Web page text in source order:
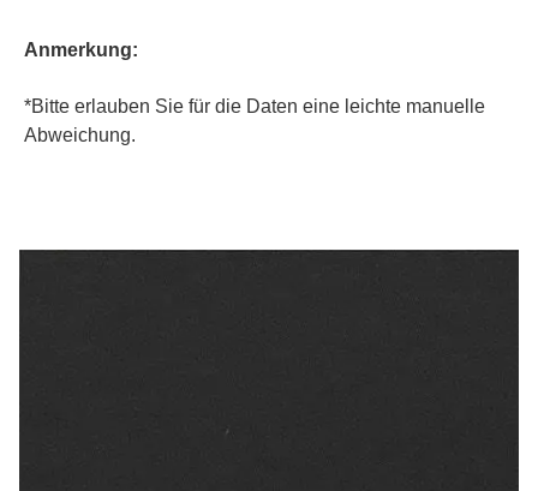
Anmerkung:
*Bitte erlauben Sie für die Daten eine leichte manuelle
Abweichung.